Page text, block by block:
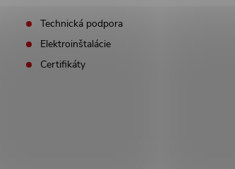
Technická podpora
Elektroinštalácie
Certifikáty